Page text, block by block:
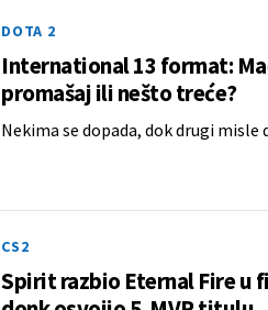
DOTA 2
International 13 format:
promašaj ili nešto treće?
Nekima se dopada, dok drugi
CS2
Spirit razbio Eternal Fire u